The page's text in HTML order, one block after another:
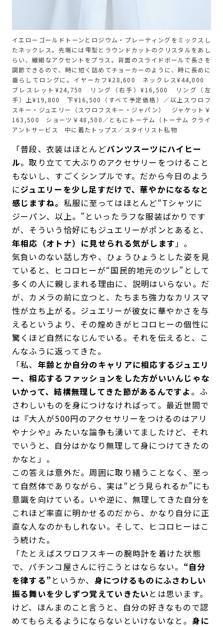
イエローゴールドトーンとロジウム・プレーティングをミックスし
たネックレス。先端には雫型とラウンドカットのクリスタルをあし
らい、繊細なアクセントをプラス。背面のスライドボールで長さを
調節できるので、時に短く詰めてチョーカーのように、時に長めに
垂らしてロングに。イヤーカフ¥28,600 ネックレス¥44,000
ブレスレット¥24,750 リング（右手）¥16,500 リング（左
手）上¥19,800 下¥16,500（すべて予定価格）／以上スワロフ
スキー・ジュエリー（スワロフスキー・ジャパン） ジャケット￥
163,500 ショーツ￥48,500／ともにトーテム（トーテム クライ
アントサービス 中に着たトップス／スタイリスト私物
「普段、衣装はほとんどパンツスーツにハイヒー
ル。取り立てて大ぶりのアクセサリーをつけること
もないし、すごくシンプルです。だから今日のよう
にジュエリーを少し足すだけで、華やかになるなと
感じますね。 私服に至ってはほとんど“Tシャツに
ジーパン、以上。”といったラフな服装ばかりです
が、そういう恰好にもジュエリーがポンとあると、
年相応（オトナ）に見せられる気がします」。
気負いのない話し方や、ひょうひょうとした姿を見
ていると、ヒコロヒーが“国民的地元のツレ”として
多くの人に親しまれる理由に、説明はいらない。だ
が、カメラの前に立つと、たちまち強力なカリスマ
性が立ち上がる。ジュエリーが彼女に華やかさを与
えるというより、その煌めきがヒコロヒーの個性に
驚くほど自然になじんでいる。それを伝えると、こ
んなふうに返ってきた。
「私、 年齢とか自分のキャリアに相応するジュエリ
ー、相応するファッションをした方がいいんじゃな
いかって、結構無理してきた節があるんですよ 。ふ
さわしいものを身につけなければって。最近世間で
は『大人が500円のアクセサリーをつけるのはアリ
やナシや』みたいな論争も湧いてましたけど、それ
でいうと、自分はかなり無理して身につけてきたの
かなと」。
この答えは意外だ。周囲に取り繕うことなく、至っ
て自然体でありながら、実は“どう見られるか”にも
意識を向けている。いや逆に、無理してきた自分を
これほど率直に明かせるのだから、かなり自分に正
直な人なのかもしれない。そして、ヒコロヒーはこ
う続けた。
「たとえばスワロフスキーの腕時計を着けた状態
で、パチンコ屋さんに行こうとはならない。 “自分
を律する”というか、 身につけるものにふさわしい
振る舞いを少しずつ覚えていきたい とは思います。
けど、ほんまのこと言うと、自分の好きなもので認
めてもらえるようにならないといけないなと。 身に